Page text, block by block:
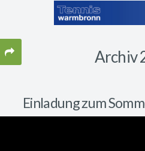
Archiv
Einladung zum